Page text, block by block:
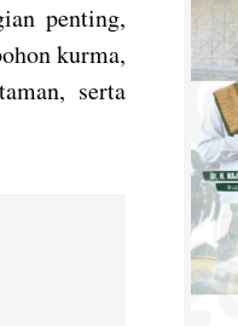
penting,
kurma,
serta